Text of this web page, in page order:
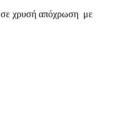
σε χρυσή απόχρωση με